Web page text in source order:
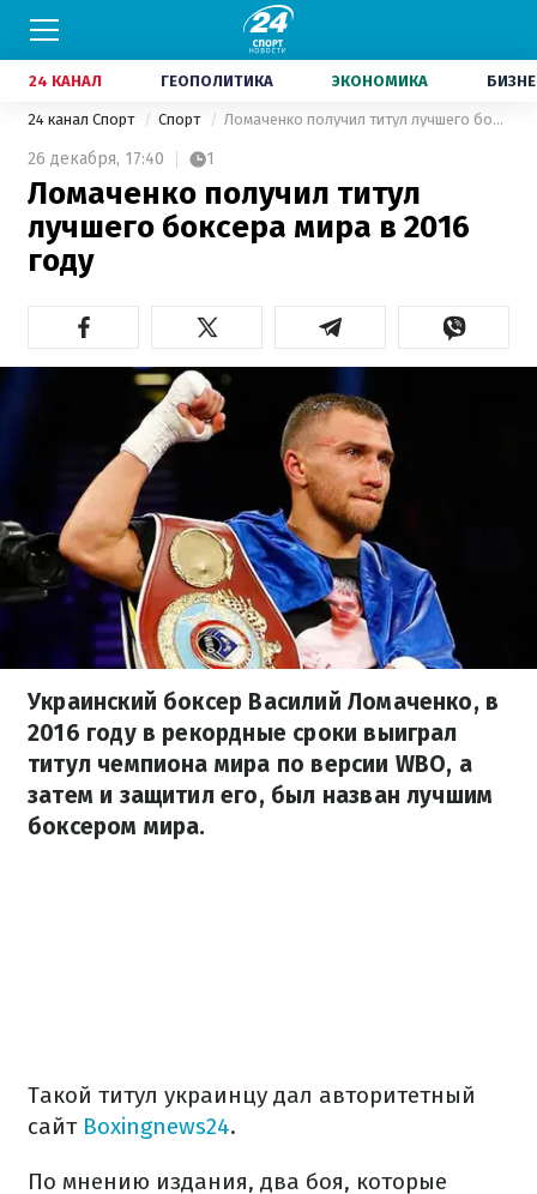
24 КАНАЛ ГЕОПОЛИТИКА ЭКОНОМИКА
24 канал Спорт Спорт Ломаченко получил титул лучшего боксера мира в 2016 году
26 декабря, 17:40 1
Ломаченко получил титул
лучшего боксера мира в 2016
году
Украинский боксер Василий Ломаченко, в
2016 году в рекордные сроки выиграл
титул чемпиона мира по версии WBO, а
затем и защитил его, был назван лучшим
боксером мира.
Такой титул украинцу дал авторитетный
сайт Вoxingnews24.
По мнению издания, два боя, которые